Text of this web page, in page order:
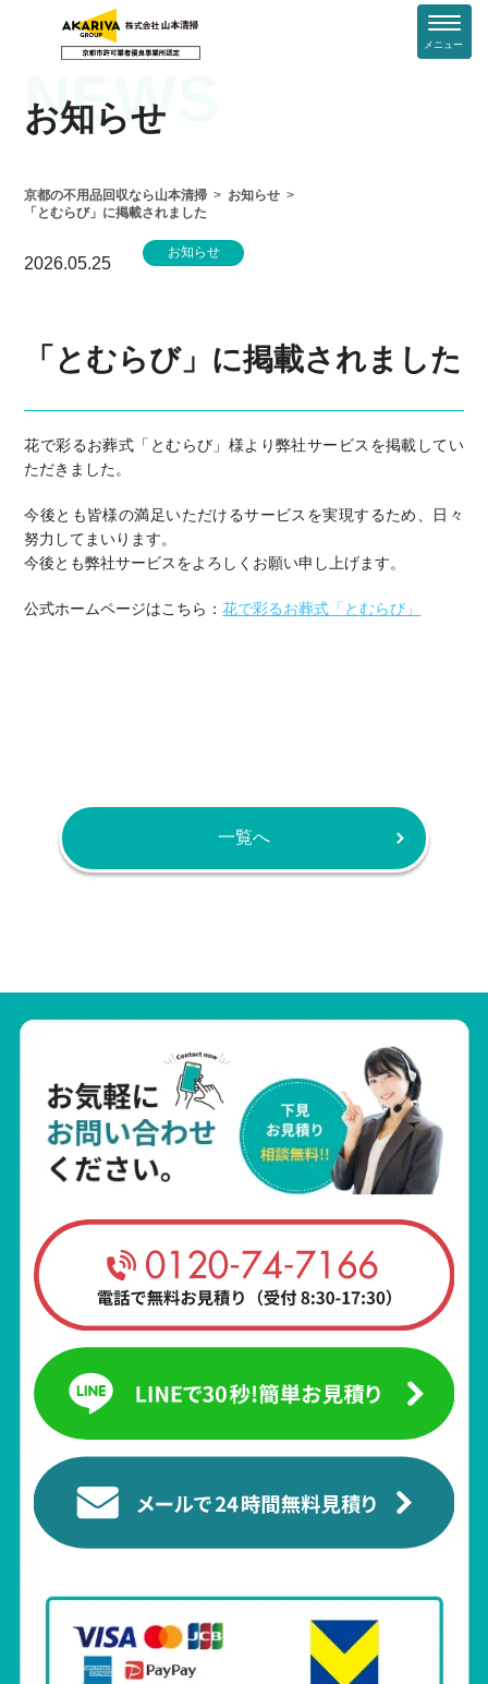
メニュー
NEWS
お知らせ
京都の不用品回収なら山本清掃
お知らせ
「とむらび」に掲載されました
2026.05.25
お知らせ
「とむらび」に掲載されました
花で彩るお葬式「とむらび」様より弊社サービスを掲載してい
ただきました。
今後とも皆様の満足いただけるサービスを実現するため、日々
努力してまいります。
今後とも弊社サービスをよろしくお願い申し上げます。
公式ホームページはこちら：花で彩るお葬式「とむらび」
一覧へ